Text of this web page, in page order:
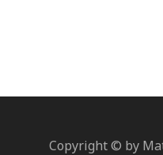
Copyright © by